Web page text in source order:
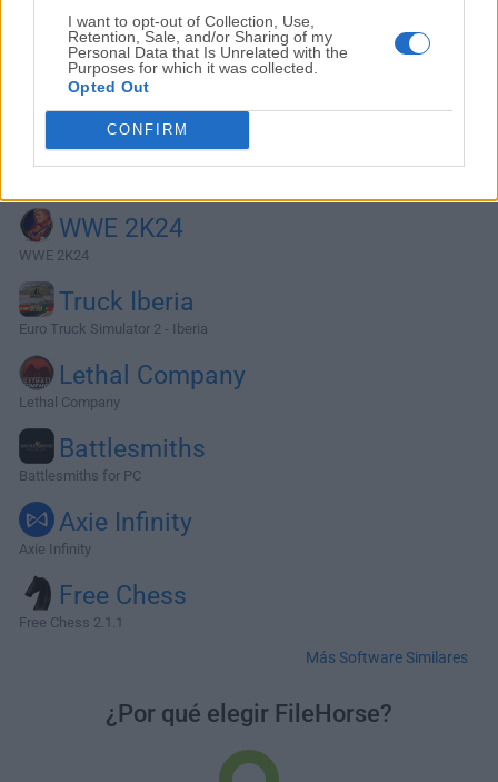
I want to opt-out of Collection, Use,
Retention, Sale, and/or Sharing of my
Personal Data that Is Unrelated with the
Purposes for which it was collected.
Opted Out
CONFIRM
Alternativas y Software Similar
WWE 2K24
WWE 2K24
Truck Iberia
Euro Truck Simulator 2 - Iberia
Lethal Company
Lethal Company
Battlesmiths
Battlesmiths for PC
Axie Infinity
Axie Infinity
Free Chess
Free Chess 2.1.1
Más Software Similares
¿Por qué elegir FileHorse?